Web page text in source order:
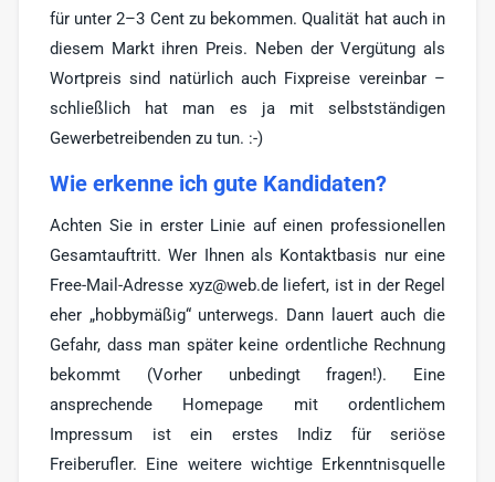
für unter 2–3 Cent zu bekommen. Qualität hat auch in
diesem Markt ihren Preis. Neben der Vergütung als
Wortpreis sind natürlich auch Fixpreise vereinbar –
schließlich hat man es ja mit selbstständigen
Gewerbetreibenden zu tun. :-)
Wie erkenne ich gute Kandidaten?
Achten Sie in erster Linie auf einen professionellen
Gesamtauftritt. Wer Ihnen als Kontaktbasis nur eine
Free-Mail-Adresse xyz@web.de liefert, ist in der Regel
eher „hobbymäßig“ unterwegs. Dann lauert auch die
Gefahr, dass man später keine ordentliche Rechnung
bekommt (Vorher unbedingt fragen!). Eine
ansprechende Homepage mit ordentlichem
Impressum ist ein erstes Indiz für seriöse
Freiberufler. Eine weitere wichtige Erkenntnisquelle